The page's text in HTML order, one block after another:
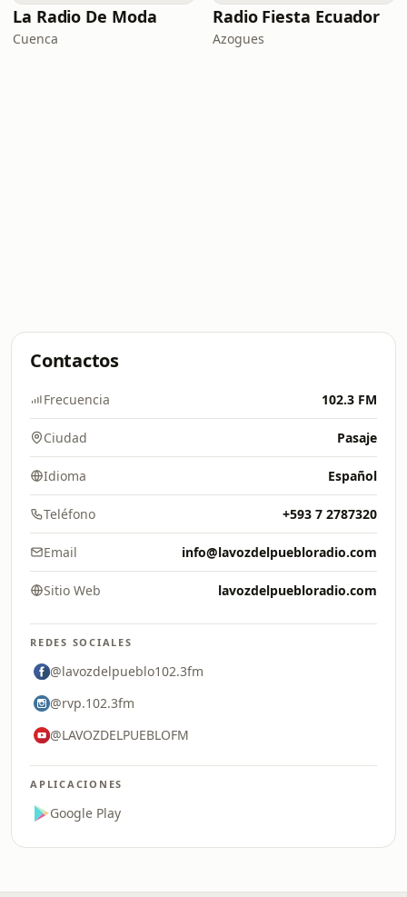
La Radio De Moda
Cuenca
Radio Fiesta Ecuador
Azogues
Contactos
Frecuencia 102.3 FM
Ciudad Pasaje
Idioma Español
Teléfono +593 7 2787320
Email info@lavozdelpuebloradio.com
Sitio Web lavozdelpuebloradio.com
REDES SOCIALES
@lavozdelpueblo102.3fm
@rvp.102.3fm
@LAVOZDELPUEBLOFM
APLICACIONES
Google Play